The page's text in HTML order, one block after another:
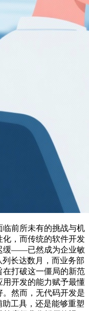
前所未有的挑战与机
，而传统的软件开发
缓——已然成为企业敏
长达数月，而业务部
打破这一僵局的新范
开发的能力赋予最懂
然而，无代码开发是
工具，还是能够重塑